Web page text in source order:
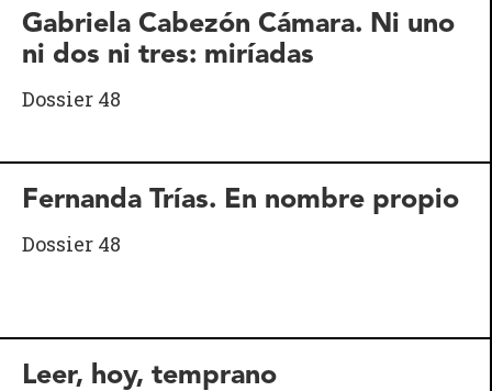
Gabriela Cabezón Cámara. Ni uno
ni dos ni tres: miríadas
Dossier 48
Fernanda Trías. En nombre propio
Dossier 48
Leer, hoy, temprano